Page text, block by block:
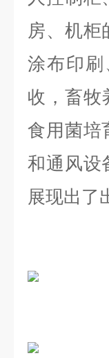
房、机柜
涂布印
收，畜牧
食用菌培
和通风设
展现出了